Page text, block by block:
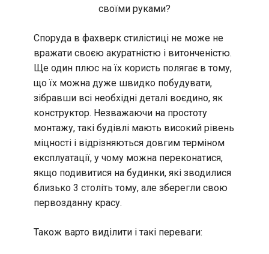
своїми руками?
Споруда в фахверк стилістиці не може не
вражати своєю акуратністю і витонченістю.
Ще один плюс на їх користь полягає в тому,
що їх можна дуже швидко побудувати,
зібравши всі необхідні деталі воєдино, як
конструктор. Незважаючи на простоту
монтажу, такі будівлі мають високий рівень
міцності і відрізняються довгим терміном
експлуатації, у чому можна переконатися,
якщо подивитися на будинки, які зводилися
близько 3 століть тому, але зберегли свою
первозданну красу.
Також варто виділити і такі переваги: